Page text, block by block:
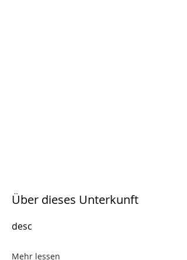
Über dieses Unterkunft
desc
Mehr lessen